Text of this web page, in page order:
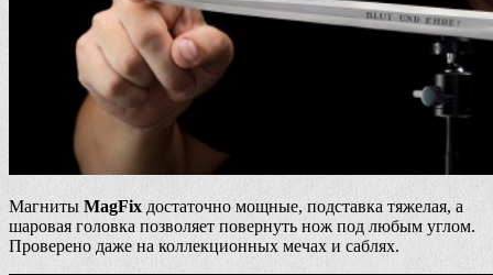
Магниты MagFix достаточно мощные, подставка тяжелая, а
шаровая головка позволяет повернуть нож под любым углом.
Проверено даже на коллекционных мечах и саблях.